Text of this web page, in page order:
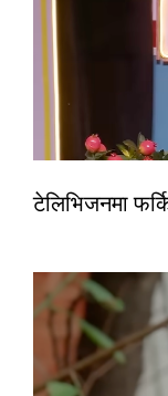
टेलिभिजनमा